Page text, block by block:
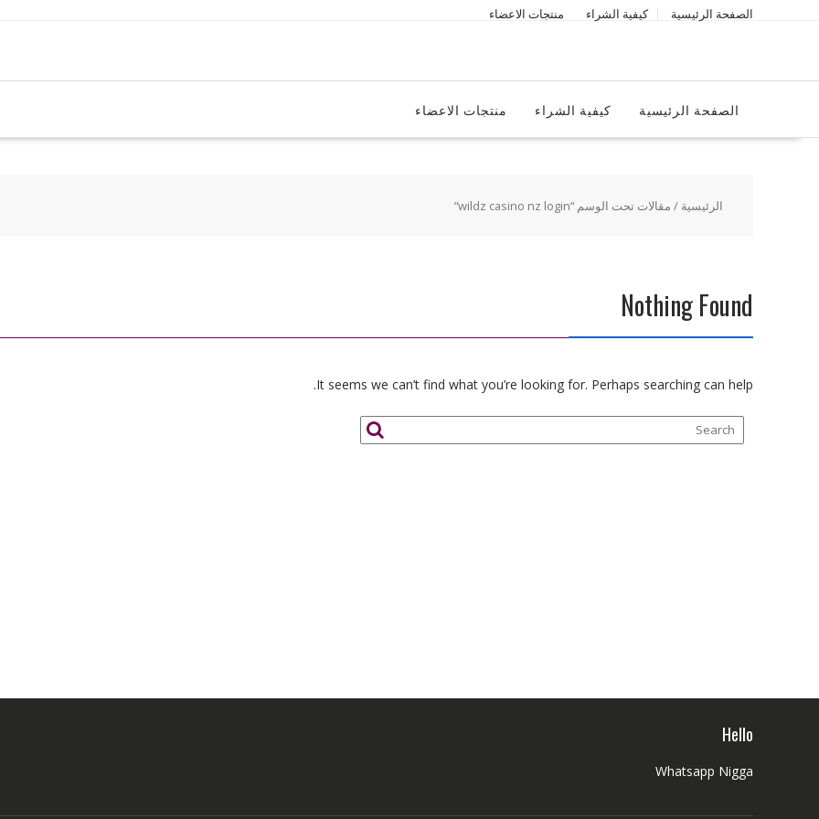
الصفحة الرئيسية كيفية الشراء منتجات الاعضاء
الصفحة الرئيسية كيفية الشراء منتجات الاعضاء
الرئيسية / مقالات تحت الوسم “wildz casino nz login”
Nothing Found
It seems we can’t find what you’re looking for. Perhaps searching can help.
Hello
Whatsapp Nigga